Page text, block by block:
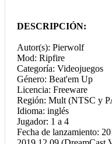
DESCRIPCIÓN:
Autor(s): Pierwolf
Mod: Ripfire
Categoría: Videojuegos
Género: Beat'em Up
Licencia: Freeware
Región: Mult (NTSC y
Idioma: inglés
Jugador: 1 a 4
Fecha de lanzamiento: